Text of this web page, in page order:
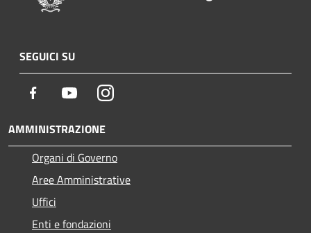
SEGUICI SU
Facebook YoutubeInstagram
AMMINISTRAZIONE
Organi di Governo
Aree Amministrative
Uffici
Enti e fondazioni